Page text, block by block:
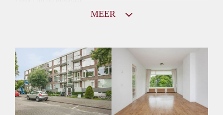
Huurtoeslag
Mogelijk
Inkomen eis
N.V.T.
Huurtermijn
Onbepaalde termijn
MEER